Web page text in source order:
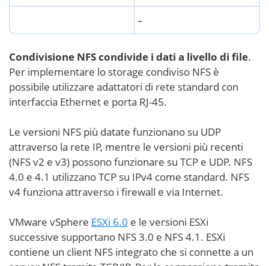
–
Condivisione NFS condivide i dati a livello di file.
Per implementare lo storage condiviso NFS è
possibile utilizzare adattatori di rete standard con
interfaccia Ethernet e porta RJ-45.
Le versioni NFS più datate funzionano su UDP
attraverso la rete IP, mentre le versioni più recenti
(NFS v2 e v3) possono funzionare su TCP e UDP. NFS
4.0 e 4.1 utilizzano TCP su IPv4 come standard. NFS
v4 funziona attraverso i firewall e via Internet.
VMware vSphere ESXi 6.0 e le versioni ESXi
successive supportano NFS 3.0 e NFS 4.1. ESXi
contiene un client NFS integrato che si connette a un